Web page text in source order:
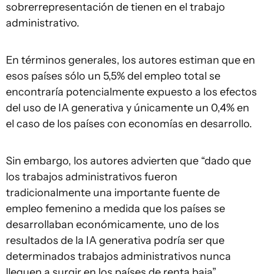
sobrerrepresentación de tienen en el trabajo
administrativo.
En términos generales, los autores estiman que en
esos países sólo un 5,5% del empleo total se
encontraría potencialmente expuesto a los efectos
del uso de IA generativa y únicamente un 0,4% en
el caso de los países con economías en desarrollo.
Sin embargo, los autores advierten que “dado que
los trabajos administrativos fueron
tradicionalmente una importante fuente de
empleo femenino a medida que los países se
desarrollaban económicamente, uno de los
resultados de la IA generativa podría ser que
determinados trabajos administrativos nunca